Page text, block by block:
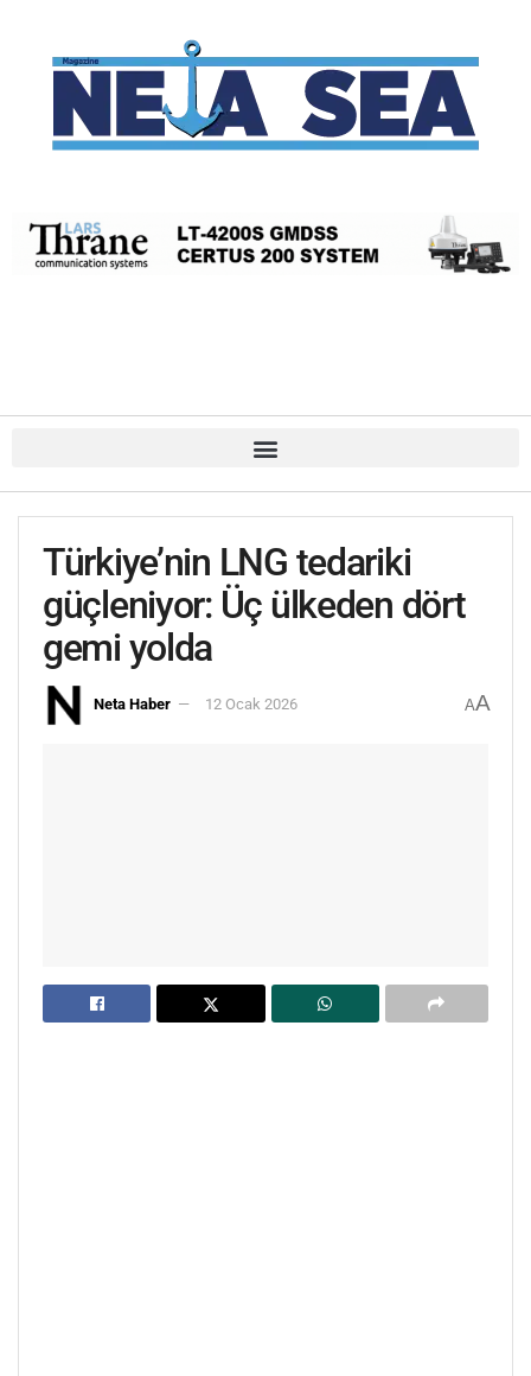
Türkiye’nin LNG tedariki
güçleniyor: Üç ülkeden dört
gemi yolda
Neta Haber 12 Ocak 2026 AA